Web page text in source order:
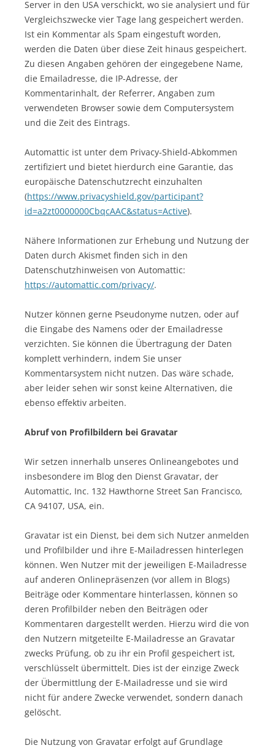
Server in den USA verschickt, wo sie analysiert und für
Vergleichszwecke vier Tage lang gespeichert werden.
Ist ein Kommentar als Spam eingestuft worden,
werden die Daten über diese Zeit hinaus gespeichert.
Zu diesen Angaben gehören der eingegebene Name,
die Emailadresse, die IP-Adresse, der
Kommentarinhalt, der Referrer, Angaben zum
verwendeten Browser sowie dem Computersystem
und die Zeit des Eintrags.
Automattic ist unter dem Privacy-Shield-Abkommen
zertifiziert und bietet hierdurch eine Garantie, das
europäische Datenschutzrecht einzuhalten
(https://www.privacyshield.gov/participant?
id=a2zt0000000CbqcAAC&status=Active).
Nähere Informationen zur Erhebung und Nutzung der
Daten durch Akismet finden sich in den
Datenschutzhinweisen von Automattic:
https://automattic.com/privacy/.
Nutzer können gerne Pseudonyme nutzen, oder auf
die Eingabe des Namens oder der Emailadresse
verzichten. Sie können die Übertragung der Daten
komplett verhindern, indem Sie unser
Kommentarsystem nicht nutzen. Das wäre schade,
aber leider sehen wir sonst keine Alternativen, die
ebenso effektiv arbeiten.
Abruf von Profilbildern bei Gravatar
Wir setzen innerhalb unseres Onlineangebotes und
insbesondere im Blog den Dienst Gravatar, der
Automattic, Inc. 132 Hawthorne Street San Francisco,
CA 94107, USA, ein.
Gravatar ist ein Dienst, bei dem sich Nutzer anmelden
und Profilbilder und ihre E-Mailadressen hinterlegen
können. Wen Nutzer mit der jeweiligen E-Mailadresse
auf anderen Onlinepräsenzen (vor allem in Blogs)
Beiträge oder Kommentare hinterlassen, können so
deren Profilbilder neben den Beiträgen oder
Kommentaren dargestellt werden. Hierzu wird die von
den Nutzern mitgeteilte E-Mailadresse an Gravatar
zwecks Prüfung, ob zu ihr ein Profil gespeichert ist,
verschlüsselt übermittelt. Dies ist der einzige Zweck
der Übermittlung der E-Mailadresse und sie wird
nicht für andere Zwecke verwendet, sondern danach
gelöscht.
Die Nutzung von Gravatar erfolgt auf Grundlage